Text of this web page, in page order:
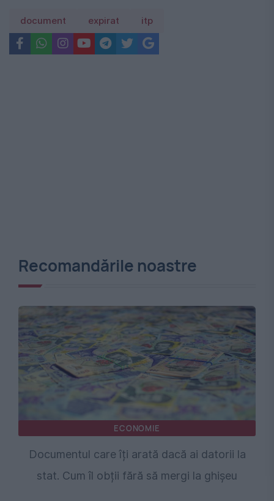
document expirat itp
Recomandările noastre
ECONOMIE
Documentul care îți arată dacă ai datorii la
stat. Cum îl obții fără să mergi la ghișeu